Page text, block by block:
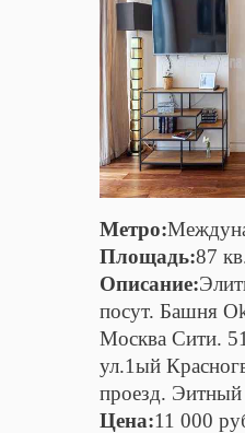
Метро:
Площадь:87
Описание:
посут. Башня
Москва Сити.
ул.1ый
проезд. Эитный
Цена:11 000